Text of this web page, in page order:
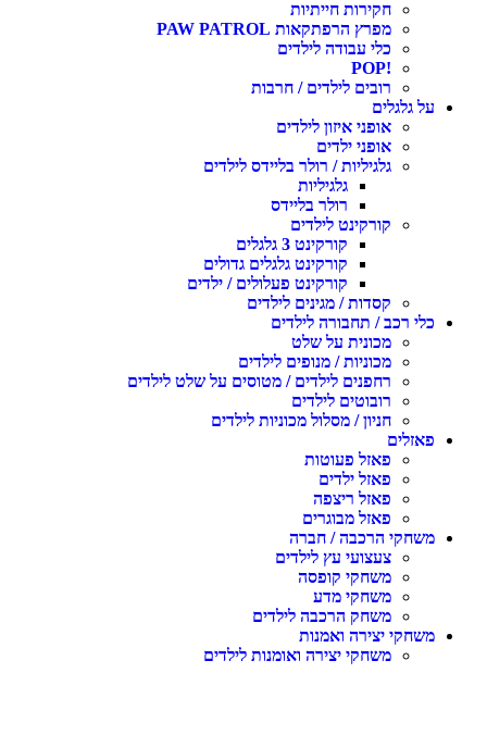
חקירות חייתיות
מפרץ הרפתקאות PAW PATROL
כלי עבודה לילדים
!POP
רובים לילדים / חרבות
על גלגלים
אופני איזון לילדים
אופני ילדים
גלגיליות / רולר בליידס לילדים
גלגיליות
רולר בליידס
קורקינט לילדים
קורקינט 3 גלגלים
קורקינט גלגלים גדולים
קורקינט פעלולים / ילדים
קסדות / מגינים לילדים
כלי רכב / תחבורה לילדים
מכונית על שלט
מכוניות / מנופים לילדים
רחפנים לילדים / מטוסים על שלט לילדים
רובוטים לילדים
חניון / מסלול מכוניות לילדים
פאזלים
פאזל פעוטות
פאזל ילדים
פאזל ריצפה
פאזל מבוגרים
משחקי הרכבה / חברה
צעצועי עץ לילדים
משחקי קופסה
משחקי מדע
משחק הרכבה לילדים
משחקי יצירה ואמנות
משחקי יצירה ואומנות לילדים